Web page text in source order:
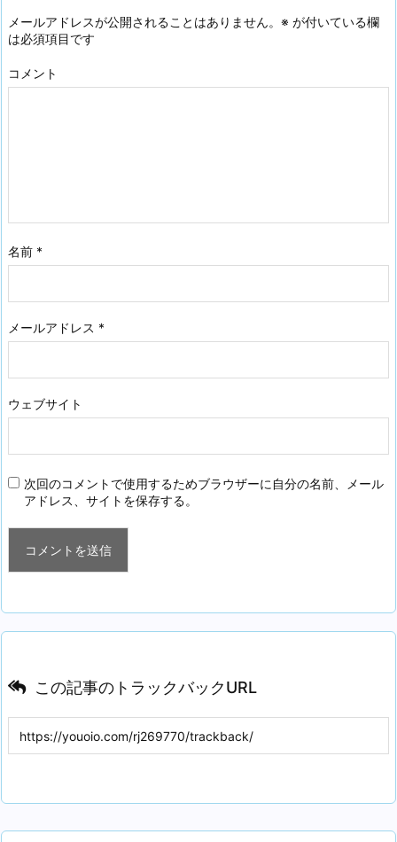
メールアドレスが公開されることはありません。 ※ が付いている欄
は必須項目です
コメント
名前 *
メールアドレス *
ウェブサイト
次回のコメントで使用するためブラウザーに自分の名前、メール
アドレス、サイトを保存する。
この記事のトラックバックURL